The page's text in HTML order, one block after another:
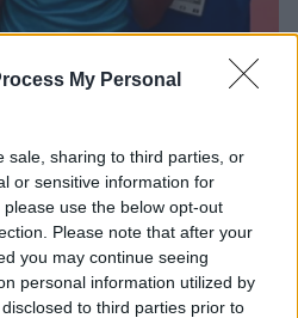
My Personal
sale, sharing to third parties, or
or sensitive information for
use the below opt-out
Please note that after your
you may continue seeing
personal information utilized by
to third parties prior to
protothema.gr: «Μας χωρίζουν
αλλά θα
- Βίντεο
του Εμμανουήλ Καραλή
για την παρουσία του
Παγκόσμιο πρωτάθλημα